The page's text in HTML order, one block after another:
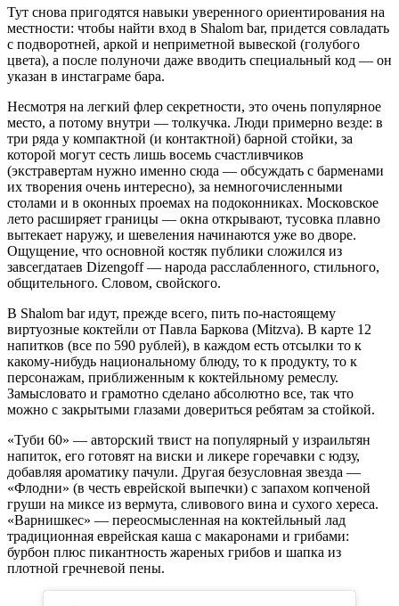
Тут снова пригодятся навыки уверенного ориентирования на
местности: чтобы найти вход в Shalom bar, придется совладать
с подворотней, аркой и неприметной вывеской (голубого
цвета), а после полуночи даже вводить специальный код — он
указан в инстаграме бара.
Несмотря на легкий флер секретности, это очень популярное
место, а потому внутри — толкучка. Люди примерно везде: в
три ряда у компактной (и контактной) барной стойки, за
которой могут сесть лишь восемь счастливчиков
(экстравертам нужно именно сюда — обсуждать с барменами
их творения очень интересно), за немногочисленными
столами и в оконных проемах на подоконниках. Московское
лето расширяет границы — окна открывают, тусовка плавно
вытекает наружу, и шевеления начинаются уже во дворе.
Ощущение, что основной костяк публики сложился из
завсегдатаев Dizengoff — народа расслабленного, стильного,
общительного. Словом, свойского.
В Shalom bar идут, прежде всего, пить по-настоящему
виртуозные коктейли от Павла Баркова (Mitzva). В карте 12
напитков (все по 590 рублей), в каждом есть отсылки то к
какому-нибудь национальному блюду, то к продукту, то к
персонажам, приближенным к коктейльному ремеслу.
Замысловато и грамотно сделано абсолютно все, так что
можно с закрытыми глазами довериться ребятам за стойкой.
«Туби 60» — авторский твист на популярный у израильтян
напиток, его готовят на виски и ликере горечавки с юдзу,
добавляя ароматику пачули. Другая безусловная звезда —
«Флодни» (в честь еврейской выпечки) с запахом копченой
груши на миксе из вермута, сливового вина и сухого хереса.
«Варнишкес» — переосмысленная на коктейльный лад
традиционная еврейская каша с макаронами и грибами:
бурбон плюс пикантность жареных грибов и шапка из
плотной гречневой пены.